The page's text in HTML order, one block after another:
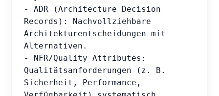
- ADR (Architecture Decision
Records): Nachvollziehbare
Architekturentscheidungen mit
Alternativen.
- NFR/Quality Attributes:
Qualitätsanforderungen (z. B.
Sicherheit, Performance,